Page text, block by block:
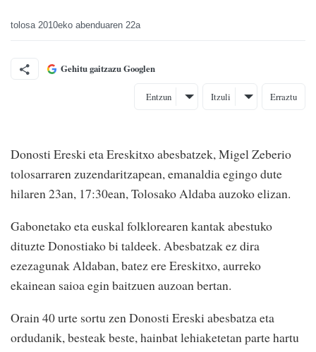
tolosa 2010eko abenduaren 22a
Gehitu gaitzazu Googlen
Entzun Itzuli Erraztu
Donosti Ereski eta Ereskitxo abesbatzek, Migel Zeberio
tolosarraren zuzendaritzapean, emanaldia egingo dute
hilaren 23an, 17:30ean, Tolosako Aldaba auzoko elizan.
Gabonetako eta euskal folklorearen kantak abestuko
dituzte Donostiako bi taldeek. Abesbatzak ez dira
ezezagunak Aldaban, batez ere Ereskitxo, aurreko
ekainean saioa egin baitzuen auzoan bertan.
Orain 40 urte sortu zen Donosti Ereski abesbatza eta
ordudanik, besteak beste, hainbat lehiaketetan parte hartu